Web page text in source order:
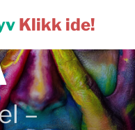
Klikk ide!
–